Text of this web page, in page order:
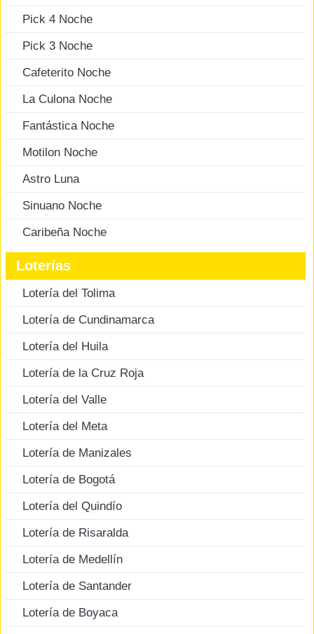
Pick 4 Noche
Pick 3 Noche
Cafeterito Noche
La Culona Noche
Fantástica Noche
Motilon Noche
Astro Luna
Sinuano Noche
Caribeña Noche
Loterías
Lotería del Tolima
Lotería de Cundinamarca
Lotería del Huila
Lotería de la Cruz Roja
Lotería del Valle
Lotería del Meta
Lotería de Manizales
Lotería de Bogotá
Lotería del Quindío
Lotería de Risaralda
Lotería de Medellín
Lotería de Santander
Lotería de Boyaca